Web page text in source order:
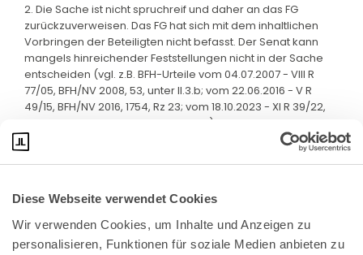
Diese Webseite verwendet Cookies
Wir verwenden Cookies, um Inhalte und Anzeigen zu
personalisieren, Funktionen für soziale Medien anbieten zu
2. Die Sache ist nicht spruchreif und daher an das FG
zurückzuverweisen. Das FG hat sich mit dem inhaltlichen
Vorbringen der Beteiligten nicht befasst. Der Senat kann
mangels hinreichender Feststellungen nicht in der Sache
entscheiden (vgl. z.B. BFH-Urteile vom 04.07.2007 - VIII R
77/05, BFH/NV 2008, 53, unter II.3.b; vom 22.06.2016 - V R
49/15, BFH/NV 2016, 1754, Rz 23; vom 18.10.2023 - XI R 39/22,
BFHE 282, 216, BStBl II 2024, 490, Rz 9).